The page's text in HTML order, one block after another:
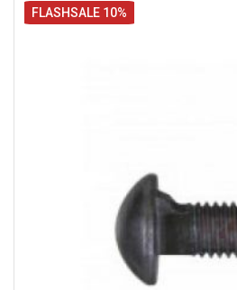
FLASHSALE 10%